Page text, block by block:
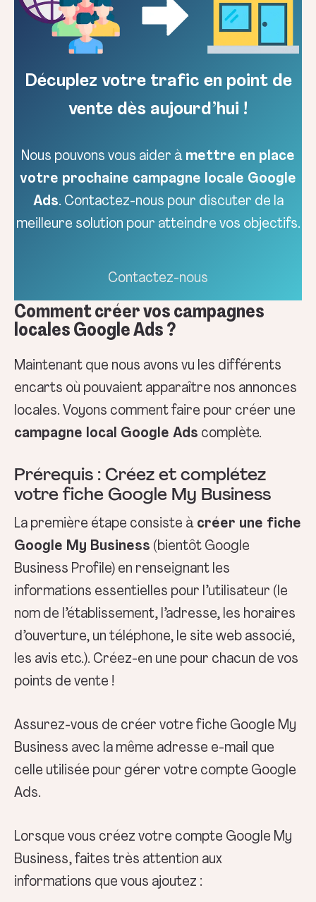
Décuplez votre trafic en point de
vente dès aujourd’hui !
Nous pouvons vous aider à mettre en place
votre prochaine campagne locale Google
Ads. Contactez-nous pour discuter de la
meilleure solution pour atteindre vos objectifs.
Contactez-nous
Comment créer vos campagnes
locales Google Ads ?
Maintenant que nous avons vu les différents
encarts où pouvaient apparaître nos annonces
locales. Voyons comment faire pour créer une
campagne local Google Ads complète.
Prérequis : Créez et complétez
votre fiche Google My Business
La première étape consiste à créer une fiche
Google My Business (bientôt Google
Business Profile) en renseignant les
informations essentielles pour l’utilisateur (le
nom de l’établissement, l’adresse, les horaires
d’ouverture, un téléphone, le site web associé,
les avis etc.). Créez-en une pour chacun de vos
points de vente !
Assurez-vous de créer votre fiche Google My
Business avec la même adresse e-mail que
celle utilisée pour gérer votre compte Google
Ads.
Lorsque vous créez votre compte Google My
Business, faites très attention aux
informations que vous ajoutez :